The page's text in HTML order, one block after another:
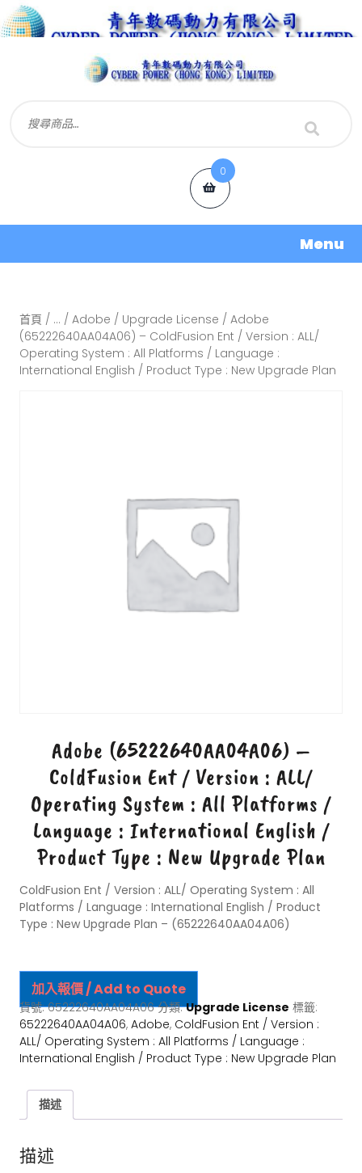
0
Menu
首頁 / ... / Adobe / Upgrade License / Adobe
(65222640AA04A06) – ColdFusion Ent / Version : ALL/
Operating System : All Platforms / Language :
International English / Product Type : New Upgrade Plan
Adobe (65222640AA04A06) –
ColdFusion Ent / Version : ALL/
Operating System : All Platforms /
Language : International English /
Product Type : New Upgrade Plan
ColdFusion Ent / Version : ALL/ Operating System : All
Platforms / Language : International English / Product
Type : New Upgrade Plan – (65222640AA04A06)
加入報價 / Add to Quote
貨號:65222640AA04A06 分類:Upgrade License 標籤:
65222640AA04A06, Adobe, ColdFusion Ent / Version :
ALL/ Operating System : All Platforms / Language :
International English / Product Type : New Upgrade Plan
描述
描述